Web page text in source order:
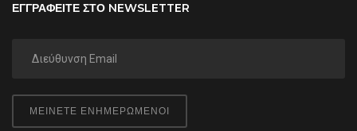
ΕΓΓΡΑΦΕΙΤΕ ΣΤΟ NEWSLETTER
ΜΕΙΝΕΤΕ ΕΝΗΜΕΡΩΜΕΝΟΙ